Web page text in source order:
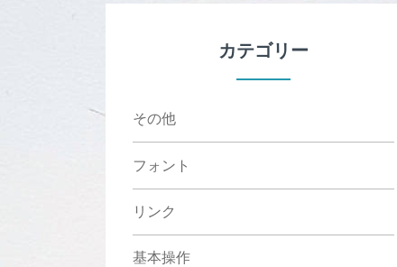
カテゴリー
その他
フォント
リンク
基本操作